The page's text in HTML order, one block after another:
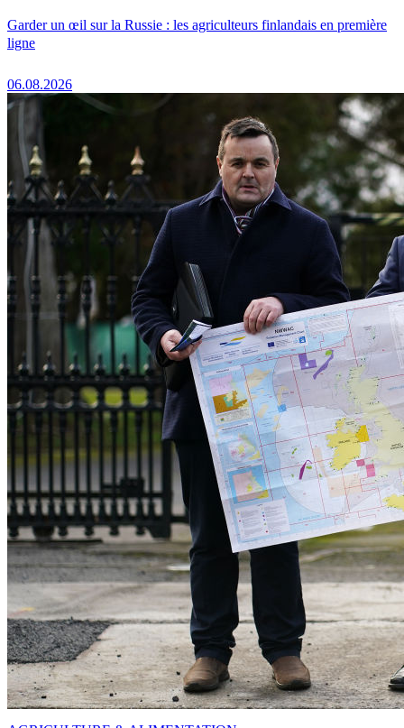
Garder un œil sur la Russie : les agriculteurs finlandais en première
ligne
06.08.2026